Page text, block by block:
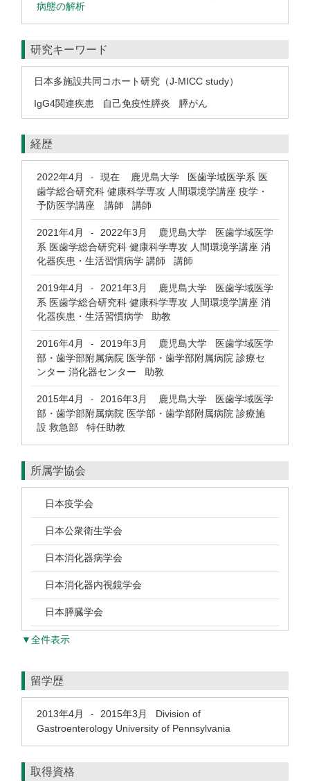
病態の解析
研究キーワード
日本多施設共同コホート研究（J-MICC study）
IgG4関連疾患
自己免疫性膵炎 膵がん
経歴
2022年4月 - 現在 鹿児島大学 医歯学域医学系 医
歯学総合研究科 健康科学専攻 人間環境学講座 疫学・
予防医学講座 講師 講師
2021年4月 - 2022年3月
鹿児島大学 医歯学域医学
系 医歯学総合研究科 健康科学専攻 人間環境学講座 消
化器疾患・生活習慣病学 講師 講師
2019年4月 - 2021年3月
鹿児島大学 医歯学域医学
系 医歯学総合研究科 健康科学専攻 人間環境学講座 消
化器疾患・生活習慣病学 助教
2016年4月 - 2019年3月
鹿児島大学 医歯学域医学
部・歯学部附属病院 医学部・歯学部附属病院 診療セ
ンター 消化器センター 助教
2015年4月 - 2016年3月
鹿児島大学 医歯学域医学
部・歯学部附属病院 医学部・歯学部附属病院 診療施
設 救急部 特任助教
所属学協会
日本疫学会
日本公衆衛生学会
日本消化器病学会
日本消化器内視鏡学会
日本膵臓学会
▼全件表示
留学歴
2013年4月 - 2015年3月
Division of
Gastroenterology University of Pennsylvania
取得資格